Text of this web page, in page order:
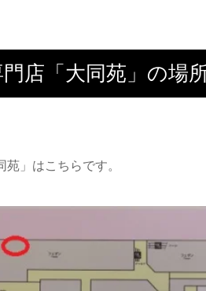
店「大同苑」の場
」はこちらです。